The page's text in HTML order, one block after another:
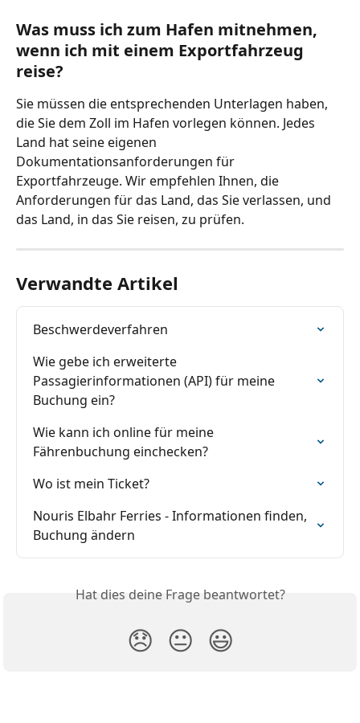
Was muss ich zum Hafen mitnehmen,
wenn ich mit einem Exportfahrzeug
reise?
Sie müssen die entsprechenden Unterlagen haben,
die Sie dem Zoll im Hafen vorlegen können. Jedes
Land hat seine eigenen
Dokumentationsanforderungen für
Exportfahrzeuge. Wir empfehlen Ihnen, die
Anforderungen für das Land, das Sie verlassen, und
das Land, in das Sie reisen, zu prüfen.
Verwandte Artikel
Beschwerdeverfahren
Wie gebe ich erweiterte
Passagierinformationen (API) für meine
Buchung ein?
Wie kann ich online für meine
Fährenbuchung einchecken?
Wo ist mein Ticket?
Nouris Elbahr Ferries - Informationen finden,
Buchung ändern
Hat dies deine Frage beantwortet?
😞 😐 😃